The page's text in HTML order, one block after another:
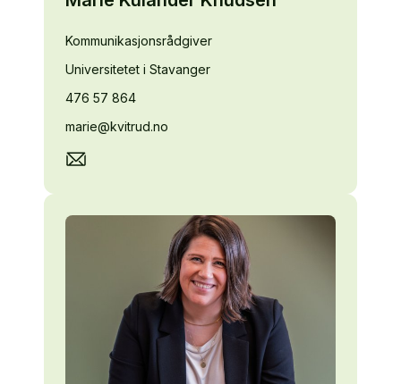
Kommunikasjonsrådgiver
Universitetet i Stavanger
476 57 864
marie@kvitrud.no